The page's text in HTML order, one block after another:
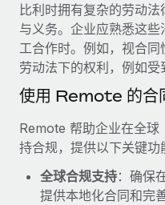
实体设立
快速建立合规实体
人员调配与搬迁
轻松搬迁员工
福利
轻松管理员工福利
Reverse Tech's
Remote for
payroll
Reverse Tech at a
Reverse Tech, partnered
了解更多
As the global workforce
to the demands of
了解更多
What a Workday
actually looks like
six-month project with a
比利时拥有复杂的劳动
与义务。企业应熟悉这
工合作时。例如，视合
劳动法下的权利，例如受
使用 Remote 的合
Remote 帮助企业在全球
持合规，提供以下关键功
全球合规支持：确保
提供本地化合同和完